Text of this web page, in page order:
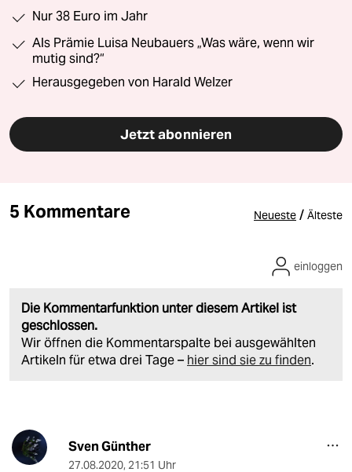
Nur 38 Euro im Jahr
Als Prämie Luisa Neubauers „Was wäre, wenn wir
mutig sind?“
Herausgegeben von Harald Welzer
Jetzt abonnieren
5 Kommentare Neueste / Älteste
Die Kommentarfunktion unter diesem Artikel ist
geschlossen.
Wir öffnen die Kommentarspalte bei ausgewählten
Artikeln für etwa drei Tage – hier sind sie zu finden.
einloggen
Sven Günther
27.08.2020, 21:51 Uhr